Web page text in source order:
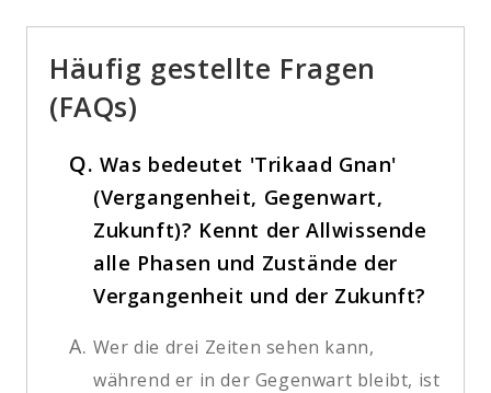
Häufig gestellte Fragen
(FAQs)
Q. Was bedeutet 'Trikaad Gnan'
(Vergangenheit, Gegenwart,
Zukunft)? Kennt der Allwissende
alle Phasen und Zustände der
Vergangenheit und der Zukunft?
A. Wer die drei Zeiten sehen kann,
während er in der Gegenwart bleibt, ist